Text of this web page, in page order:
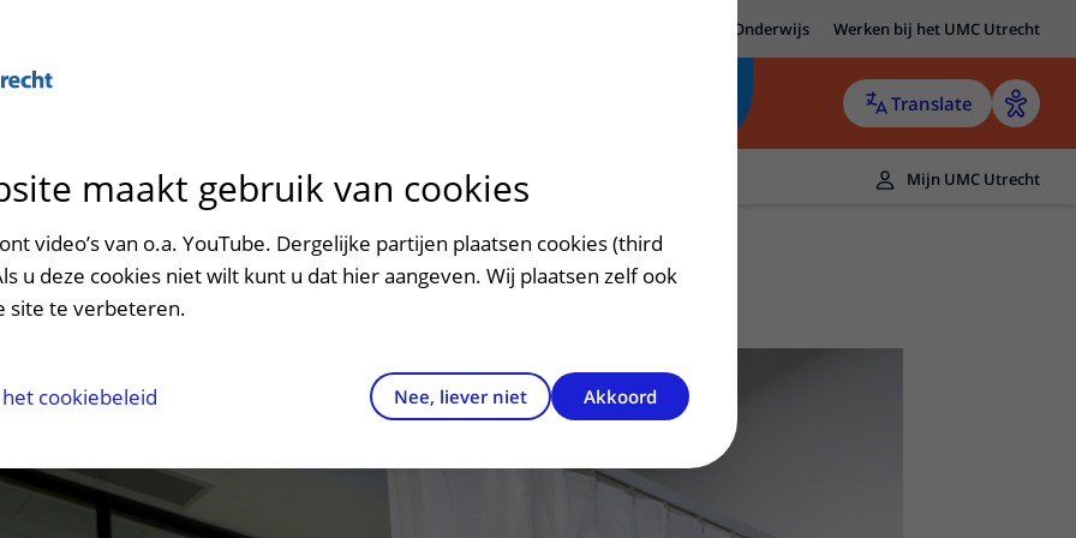
Onderwijs Werken bij het UMC Utrecht
Translate
patiëntportaal
het ziekenhuis
en voorzieningen
en veiligheid
Contact en route
Contactgegevens
Contact met polikliniek
Verwijzers
Teleconsult aanvragen
Zorgverlenersportaal
Mijn UMC Utrecht
maakt gebruik van cookies
video’s van o.a. YouTube. Dergelijke partijen plaatsen cookies (third
u deze cookies niet wilt kunt u dat hier aangeven. Wij plaatsen zelf ook
site te verbeteren.
cookiebeleid Nee, liever niet Akkoord